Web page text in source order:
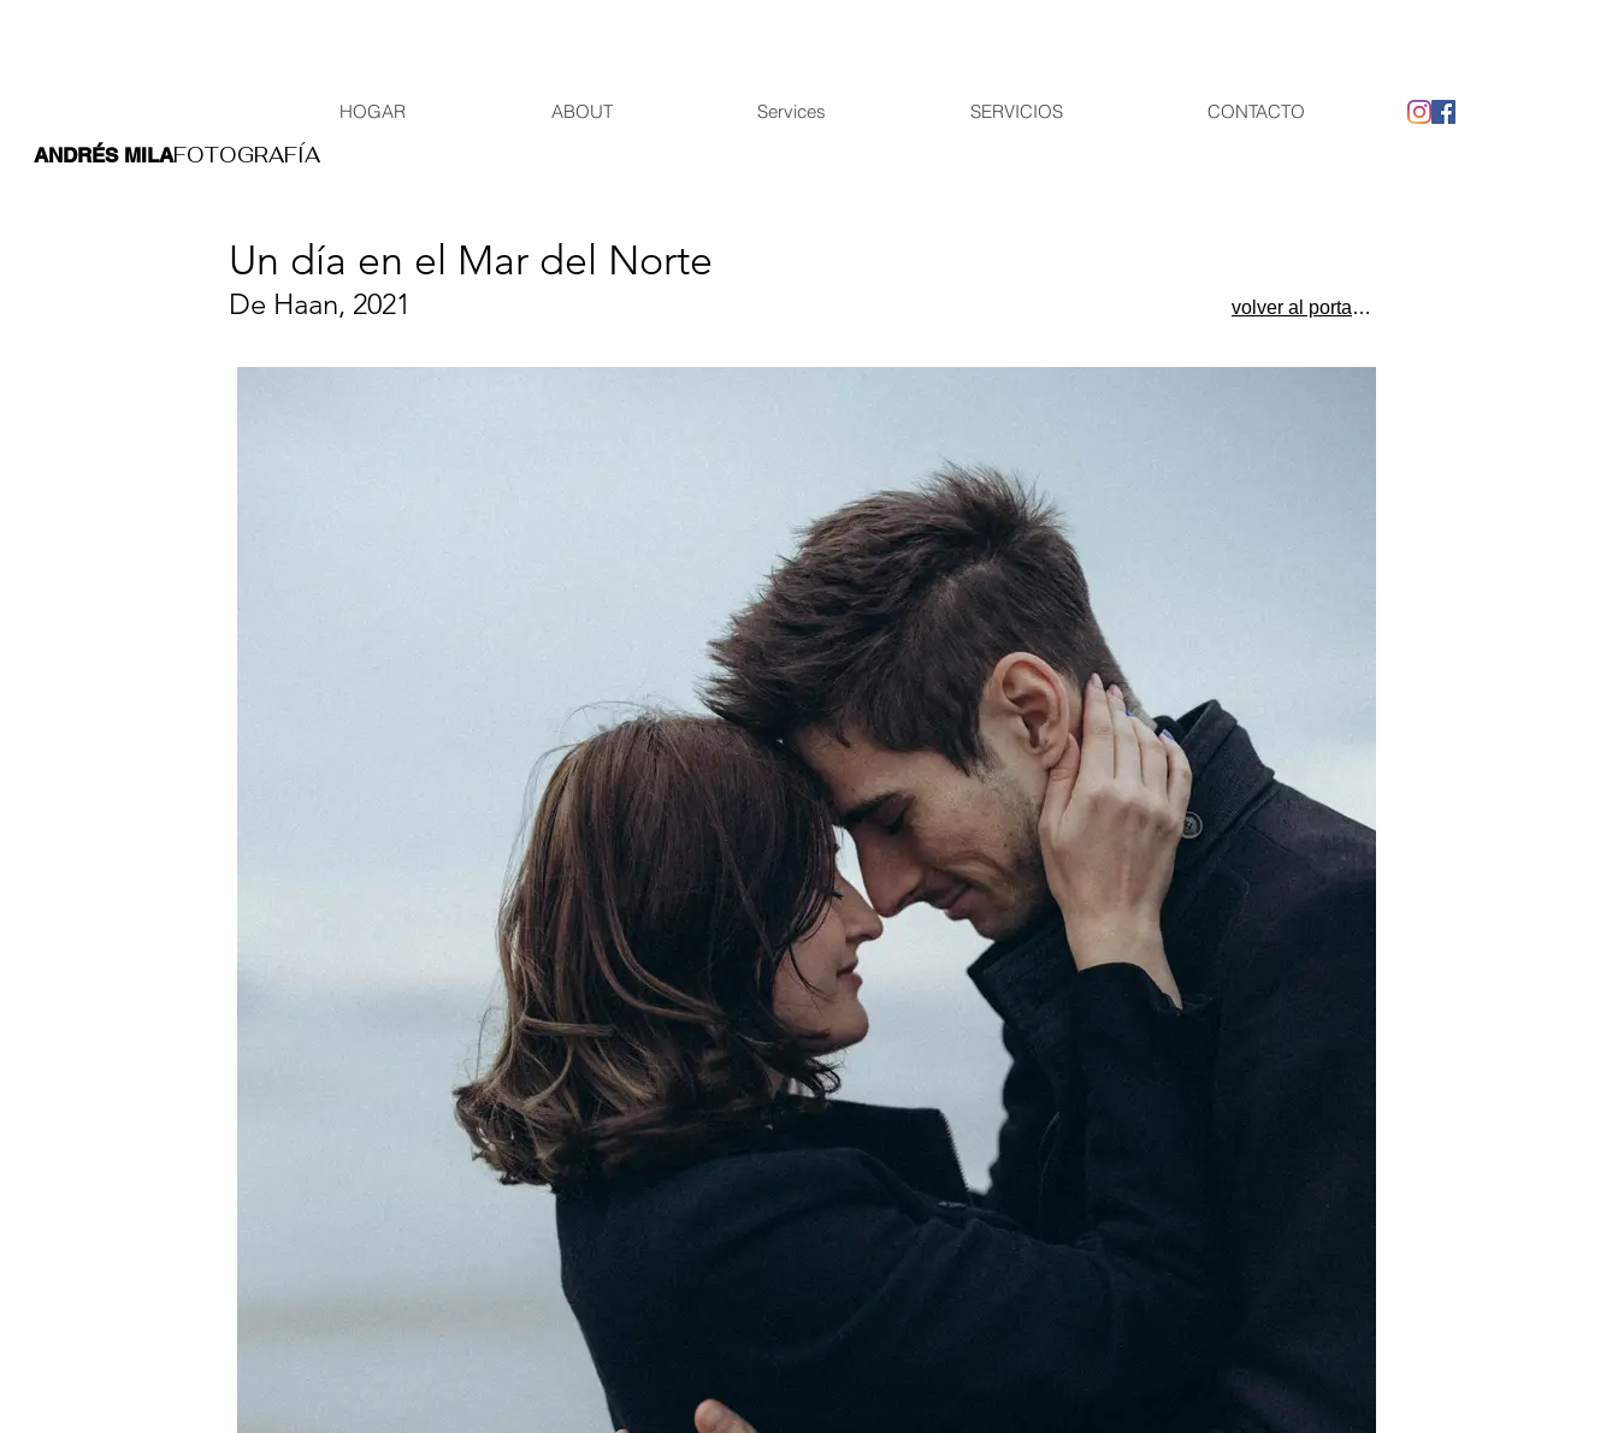
HOGAR ABOUT Services SERVICIOS CONTACTO
ANDRÉS MILAFOTOGRAFÍA
Un día en el Mar del Norte
De Haan, 2021 volver al portafolio